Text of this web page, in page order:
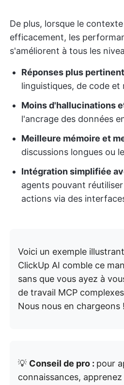
De plus, lorsque le
efficacement, les
s'améliorent à tous les
Réponses plus
linguistiques, de code et
Moins d'hallucinations
l'ancrage des données
Meilleure mémoire et
discussions longues ou
Intégration simplifiée
agents pouvant
actions via des
Voici un exemple
ClickUp AI comble ce
sans que vous ayez à
de travail MCP
Nous nous en chargeons !
💡 Conseil de pro : pour
connaissances, apprenez